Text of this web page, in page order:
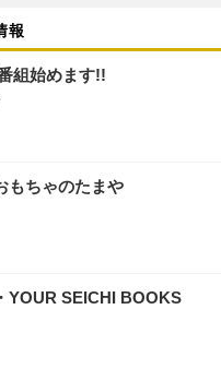
報
組始めます!!
もちゃのたまや
YOUR SEICHI BOOKS